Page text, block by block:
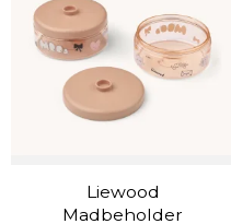
Liewood
Madbeholder